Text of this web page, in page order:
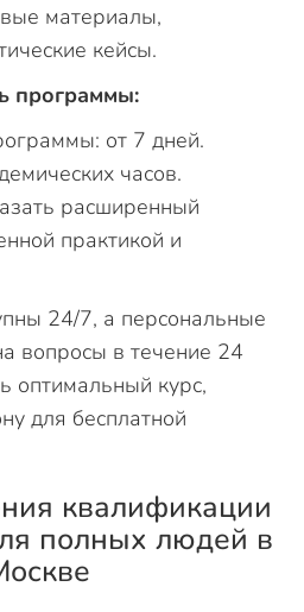
материалы,
кейсы.
программы:
от 7 дней.
часов.
расширенный
практикой и
24/7, а персональные
вопросы в течение 24
оптимальный курс,
для бесплатной
квалификации
полных людей в